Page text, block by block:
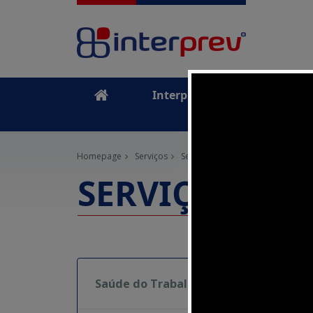
Interprev
Homepage Serviços Segurança do Trabalho
SERVIÇO SHT
Saúde do Trabalho